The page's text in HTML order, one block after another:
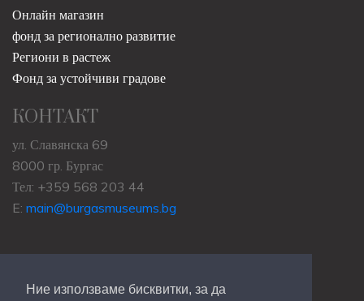
Ние използваме бисквитки, за да
Онлайн магазин
фонд за регионално развитие
Региони в растеж
Фонд за устойчиви градове
КОНТАКТ
ул. Славянска 69
8000 гр. Бургас
Тел: +359 568 203 44
E: main@burgasmuseums.bg